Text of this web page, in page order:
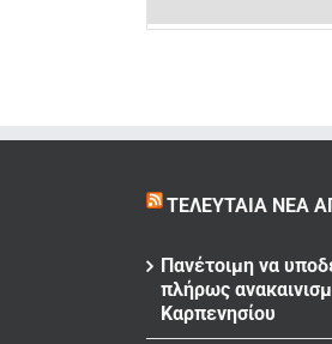
ΤΕΛΕΥΤΑΊΑ ΝΈΑ
Πανέτοιμη να
πλήρως
Καρπενησίου